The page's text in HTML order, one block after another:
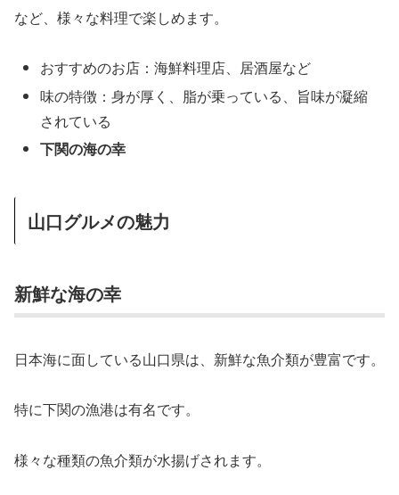
など、様々な料理で楽しめます。
おすすめのお店：海鮮料理店、居酒屋など
味の特徴：身が厚く、脂が乗っている、旨味が凝縮
されている
下関の海の幸
山口グルメの魅力
新鮮な海の幸
日本海に面している山口県は、新鮮な魚介類が豊富です。
特に下関の漁港は有名です。
様々な種類の魚介類が水揚げされます。